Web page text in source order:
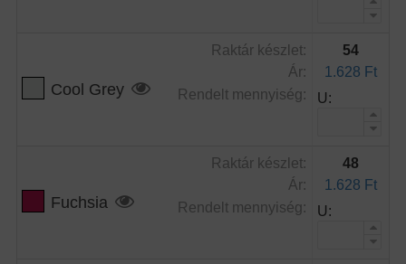
Cool Grey
Raktár készlet:
Ár:
Rendelt mennyiség:
54
1.628 Ft
U:
Fuchsia
Raktár készlet:
Ár:
Rendelt mennyiség:
48
1.628 Ft
U: